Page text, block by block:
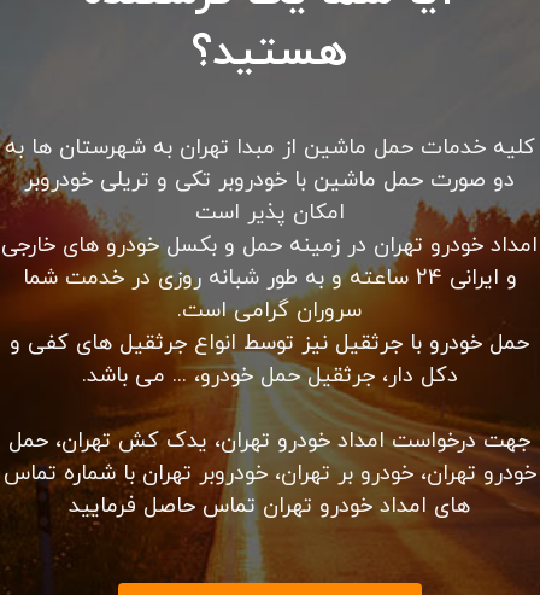
هستید؟
کلیه خدمات حمل ماشین از مبدا تهران به شهرستان ها به
دو صورت حمل ماشین با خودروبر تکی و تریلی خودروبر
امکان پذیر است
امداد خودرو تهران در زمینه حمل و بکسل خودرو های خارجی
و ایرانی 24 ساعته و به طور شبانه روزی در خدمت شما
سروران گرامی است.
حمل خودرو با جرثقیل نیز توسط انواع جرثقیل های کفی و
دکل دار، جرثقیل حمل خودرو، ... می باشد.
جهت درخواست امداد خودرو تهران، یدک کش تهران، حمل
خودرو تهران، خودرو بر تهران، خودروبر تهران با شماره تماس
های امداد خودرو تهران تماس حاصل فرمایید